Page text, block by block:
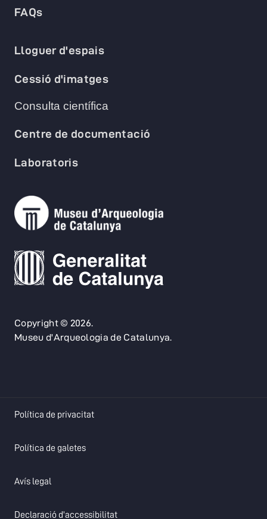
Copyright © 2026.
Museu d'Arqueologia de Catalunya.
FAQs
Lloguer d'espais
Cessió d'imatges
Consulta científica
Centre de documentació
Laboratoris
Política de privacitatopens in a new tab
Política de galetesopens in a new tab
Avís legal
Declaració d'accessibilitatopens in a new tab